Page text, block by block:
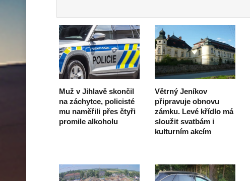
Muž v Jihlavě skončil
na záchytce, policisté
mu naměřili přes čtyři
promile alkoholu
Větrný Jeníkov
připravuje obnovu
zámku. Levé křídlo má
sloužit svatbám i
kulturním akcím